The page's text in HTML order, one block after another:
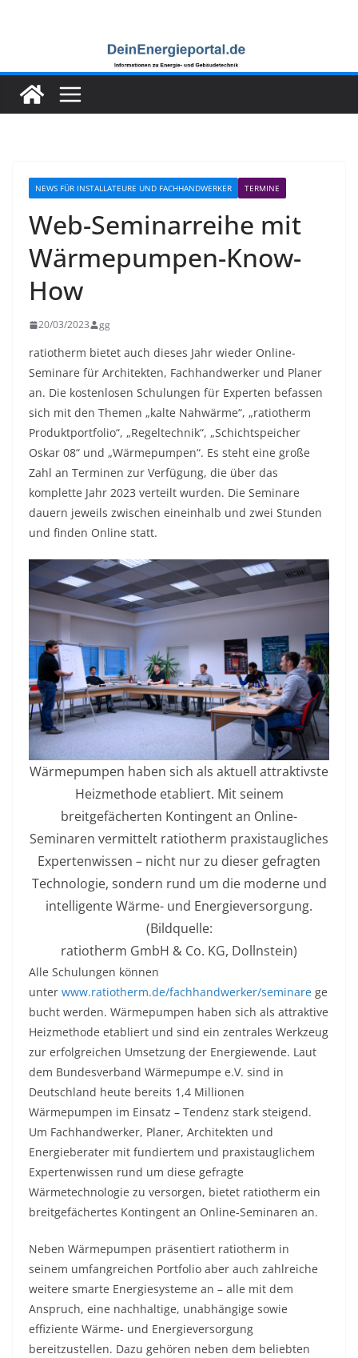
NEWS FÜR INSTALLATEURE UND FACHHANDWERKER TERMINE
Web-Seminarreihe mit
Wärmepumpen-Know-
How
20/03/2023 gg
ratiotherm bietet auch dieses Jahr wieder Online-
Seminare für Architekten, Fachhandwerker und Planer
an. Die kostenlosen Schulungen für Experten befassen
sich mit den Themen „kalte Nahwärme“, „ratiotherm
Produktportfolio“, „Regeltechnik“, „Schichtspeicher
Oskar 08“ und „Wärmepumpen“. Es steht eine große
Zahl an Terminen zur Verfügung, die über das
komplette Jahr 2023 verteilt wurden. Die Seminare
dauern jeweils zwischen eineinhalb und zwei Stunden
und finden Online statt.
Wärmepumpen haben sich als aktuell attraktivste
Heizmethode etabliert. Mit seinem
breitgefächerten Kontingent an Online-
Seminaren vermittelt ratiotherm praxistaugliches
Expertenwissen – nicht nur zu dieser gefragten
Technologie, sondern rund um die moderne und
intelligente Wärme- und Energieversorgung.
(Bildquelle:
ratiotherm GmbH & Co. KG, Dollnstein)
Alle Schulungen können
unter www.ratiotherm.de/fachhandwerker/seminare ge
bucht werden. Wärmepumpen haben sich als attraktive
Heizmethode etabliert und sind ein zentrales Werkzeug
zur erfolgreichen Umsetzung der Energiewende. Laut
dem Bundesverband Wärmepumpe e.V. sind in
Deutschland heute bereits 1,4 Millionen
Wärmepumpen im Einsatz – Tendenz stark steigend.
Um Fachhandwerker, Planer, Architekten und
Energieberater mit fundiertem und praxistauglichem
Expertenwissen rund um diese gefragte
Wärmetechnologie zu versorgen, bietet ratiotherm ein
breitgefächertes Kontingent an Online-Seminaren an.
Neben Wärmepumpen präsentiert ratiotherm in
seinem umfangreichen Portfolio aber auch zahlreiche
weitere smarte Energiesysteme an – alle mit dem
Anspruch, eine nachhaltige, unabhängige sowie
effiziente Wärme- und Energieversorgung
bereitzustellen. Dazu gehören neben dem beliebten